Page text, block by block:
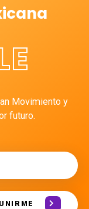
Movimiento y
futuro.
UNIRME